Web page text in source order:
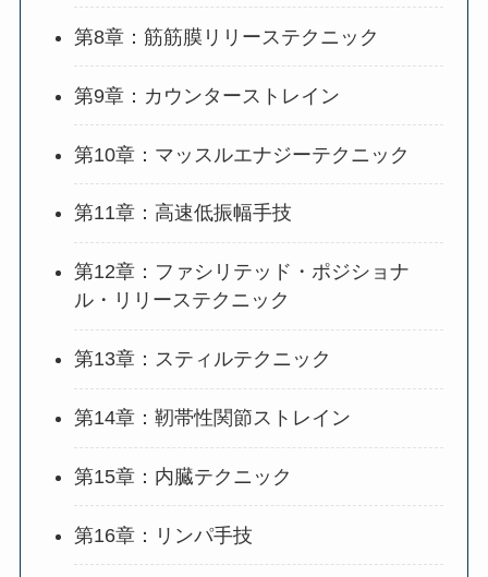
第8章：筋筋膜リリーステクニック
第9章：カウンターストレイン
第10章：マッスルエナジーテクニック
第11章：高速低振幅手技
第12章：ファシリテッド・ポジショナ
ル・リリーステクニック
第13章：スティルテクニック
第14章：靭帯性関節ストレイン
第15章：内臓テクニック
第16章：リンパ手技